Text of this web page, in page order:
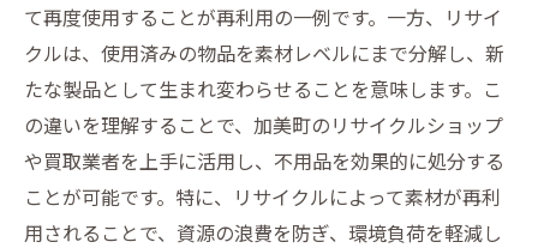
地元密着型の加美町リサイクルショップで不用
品を再利用
再利用可能な不用品の見極め方
地元リサイクルショップの信頼度をチェッ
ク
加美町で再利用が進むアイテムのリスト
て再度使用することが再利用の一例です。一方、リサイ
クルは、使用済みの物品を素材レベルにまで分解し、新
たな製品として生まれ変わらせることを意味します。こ
の違いを理解することで、加美町のリサイクルショップ
や買取業者を上手に活用し、不用品を効果的に処分する
ことが可能です。特に、リサイクルによって素材が再利
用されることで、資源の浪費を防ぎ、環境負荷を軽減し